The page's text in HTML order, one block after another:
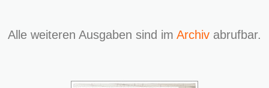
Alle weiteren Ausgaben sind im Archiv abrufbar.